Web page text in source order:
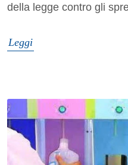
della legge contro gli
Leggi